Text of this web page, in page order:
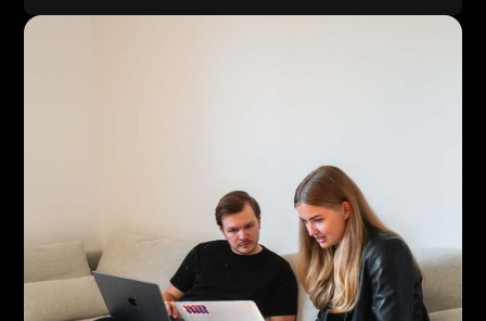
Viele Zahnärzte haben Schwierigkeiten,